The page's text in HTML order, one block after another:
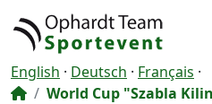
English · Deutsch · Français ·
World Cup "Szabla